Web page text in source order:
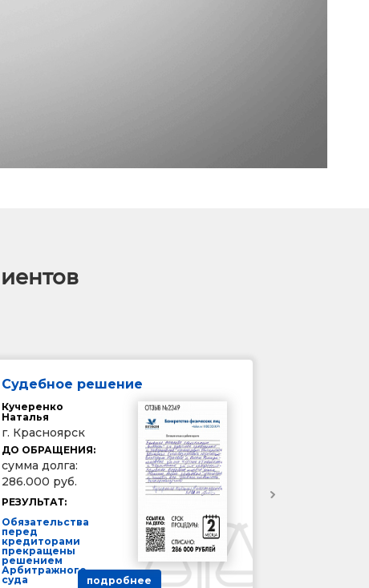
Судебное решение
Кучеренко
Наталья
г. Красноярск
ДО ОБРАЩЕНИЯ:
сумма долга:
286.000 руб.
РЕЗУЛЬТАТ:
Обязательства
перед
кредиторами
прекращены
решением
Арбитражного
суда
подробнее